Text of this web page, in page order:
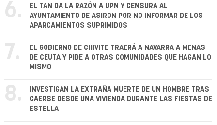
6.
EL TAN DA LA RAZÓN A UPN Y CENSURA AL
AYUNTAMIENTO DE ASIRON POR NO INFORMAR DE LOS
APARCAMIENTOS SUPRIMIDOS
7.
EL GOBIERNO DE CHIVITE TRAERÁ A NAVARRA A MENAS
DE CEUTA Y PIDE A OTRAS COMUNIDADES QUE HAGAN LO
MISMO
8.
INVESTIGAN LA EXTRAÑA MUERTE DE UN HOMBRE TRAS
CAERSE DESDE UNA VIVIENDA DURANTE LAS FIESTAS DE
ESTELLA